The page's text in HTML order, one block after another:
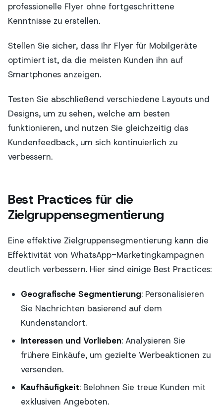
professionelle Flyer ohne fortgeschrittene
Kenntnisse zu erstellen.
Stellen Sie sicher, dass Ihr Flyer für Mobilgeräte
optimiert ist, da die meisten Kunden ihn auf
Smartphones anzeigen.
Testen Sie abschließend verschiedene Layouts und
Designs, um zu sehen, welche am besten
funktionieren, und nutzen Sie gleichzeitig das
Kundenfeedback, um sich kontinuierlich zu
verbessern.
Best Practices für die
Zielgruppensegmentierung
Eine effektive Zielgruppensegmentierung kann die
Effektivität von WhatsApp-Marketingkampagnen
deutlich verbessern. Hier sind einige Best Practices:
Geografische Segmentierung: Personalisieren
Sie Nachrichten basierend auf dem
Kundenstandort.
Interessen und Vorlieben: Analysieren Sie
frühere Einkäufe, um gezielte Werbeaktionen zu
versenden.
Kaufhäufigkeit: Belohnen Sie treue Kunden mit
exklusiven Angeboten.